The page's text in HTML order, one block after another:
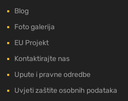
Blog
Foto galerija
EU Projekt
Kontaktirajte nas
Upute i pravne odredbe
Uvjeti zaštite osobnih podataka